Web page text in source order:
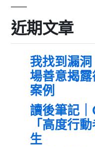
近期文章
我找到漏
場善意揭
案例
讀後筆記
「高度行
生